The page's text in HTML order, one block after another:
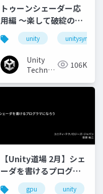
トゥーンシェーダー応
用編 ～楽して破綻のな
いアウトラインを目指
して～
unity unitysync
Unity
Technologies106K
【Unity道場 2月】シェ
ーダを書けるプログラ
マになろう
gpu unity